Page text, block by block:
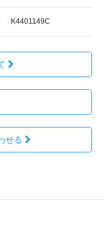
K4401149C
せる